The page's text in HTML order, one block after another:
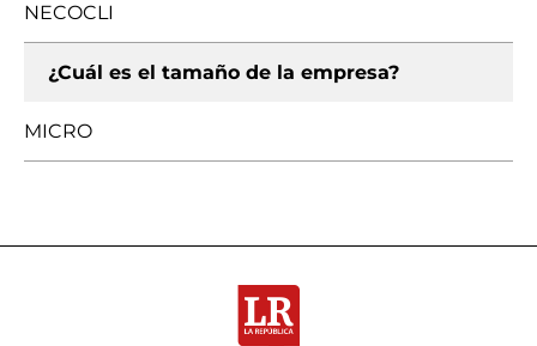
NECOCLI
¿Cuál es el tamaño de la empresa?
MICRO